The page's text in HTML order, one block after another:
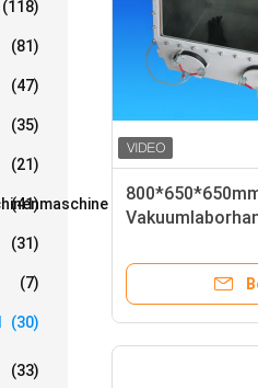
(118)
(81)
(47)
(35)
(21)
(41)
(31)
(7)
(30)
(33)